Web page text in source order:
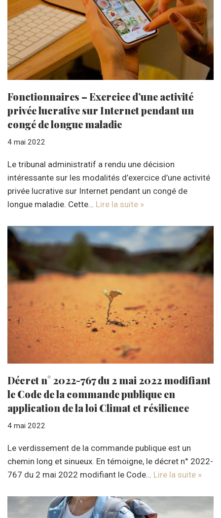
Fonctionnaires – Exercice d’une activité
privée lucrative sur Internet pendant un
congé de longue maladie
4 mai 2022
Le tribunal administratif a rendu une décision
intéressante sur les modalités d’exercice d’une activité
privée lucrative sur Internet pendant un congé de
longue maladie. Cette… Lire la suite »
Décret n° 2022-767 du 2 mai 2022 modifiant
le Code de la commande publique en
application de la loi Climat et résilience
4 mai 2022
Le verdissement de la commande publique est un
chemin long et sinueux. En témoigne, le décret n° 2022-
767 du 2 mai 2022 modifiant le Code… Lire la suite »